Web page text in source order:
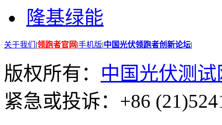
隆基绿能
关于我们 |领跑者官网|手机版|中国光伏领跑者创新论坛|
版权所有： 中国光伏测试
紧急或投诉：+86